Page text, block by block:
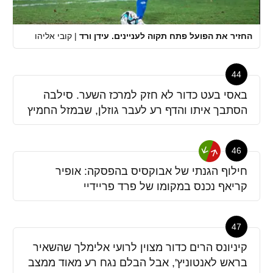
החזיר את הפועל פתח תקוה לעניינים. עידן ורד | קובי אליהו
44
באסי בעט כדור לא חזק למרכז השער. סילבה
הסתבך איתו והדף רע לעבר גוזלן, שבמזל החמיץ
46
חילוף הגנתי של אבוקסיס בהפסקה: אופיר
קריאף נכנס במקומו של פרד פריידיי
47
קיניונס הרים כדור מצוין לרועי אלימלך שהשאיר
בראש לאנטוניץ', אבל הבלם נגח רע מאוד ממצב